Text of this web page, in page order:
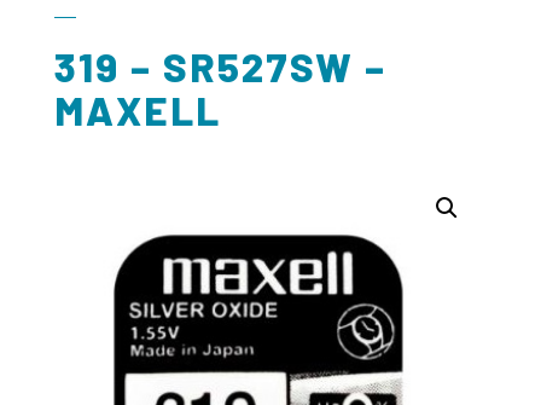
319 – SR527SW –
MAXELL